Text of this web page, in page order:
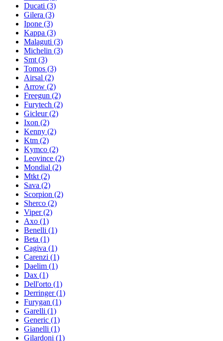
Ducati (3)
Gilera (3)
Ipone (3)
Kappa (3)
Malaguti (3)
Michelin (3)
Smt (3)
Tomos (3)
Airsal (2)
Arrow (2)
Freegun (2)
Furytech (2)
Gicleur(2)
Ixon (2)
Kenny (2)
Ktm (2)
Kymco (2)
Leovince (2)
Mondial (2)
Mtkt (2)
Sava (2)
Scorpion (2)
Sherco (2)
Viper(2)
Axo (1)
Benelli (1)
Beta (1)
Cagiva (1)
Carenzi (1)
Daelim (1)
Dax (1)
Dell'orto (1)
Derringer(1)
Furygan (1)
Garelli (1)
Generic (1)
Gianelli (1)
Gilardoni (1)